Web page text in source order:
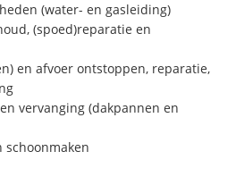
(water- en gasleiding)
(spoed)reparatie en
en afvoer ontstoppen, reparatie,
vervanging (dakpannen en
schoonmaken